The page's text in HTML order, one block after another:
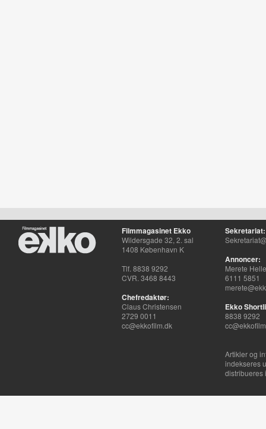
Filmmagasinet Ekko
Wildersgade 32, 2. sal
1408 København K
Tlf. 8838 9292
CVR. 3468 8443
Chefredaktør:
Claus Christensen
2729 0011
cc@ekkofilm.dk
Sekretariat:
Annoncer:
Merete
6111 5851
Ekko
8838 9292
Artikler og
indekseres
distribueres